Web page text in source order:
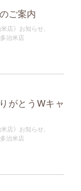
ご案内
米店》お知らせ,
多治米店
がとうWキャ
米店》お知らせ,
多治米店